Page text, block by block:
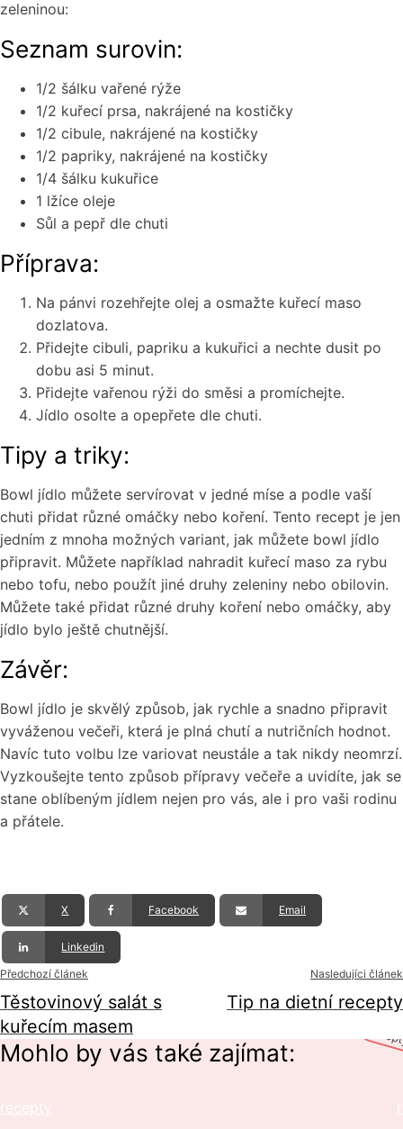
zeleninou:
Seznam surovin:
1/2 šálku vařené rýže
1/2 kuřecí prsa, nakrájené na kostičky
1/2 cibule, nakrájené na kostičky
1/2 papriky, nakrájené na kostičky
1/4 šálku kukuřice
1 lžíce oleje
Sůl a pepř dle chuti
Příprava:
Na pánvi rozehřejte olej a osmažte kuřecí maso
dozlatova.
Přidejte cibuli, papriku a kukuřici a nechte dusit po
dobu asi 5 minut.
Přidejte vařenou rýži do směsi a promíchejte.
Jídlo osolte a opepřete dle chuti.
Tipy a triky:
Bowl jídlo můžete servírovat v jedné míse a podle vaší
chuti přidat různé omáčky nebo koření. Tento recept je jen
jedním z mnoha možných variant, jak můžete bowl jídlo
připravit. Můžete například nahradit kuřecí maso za rybu
nebo tofu, nebo použít jiné druhy zeleniny nebo obilovin.
Můžete také přidat různé druhy koření nebo omáčky, aby
jídlo bylo ještě chutnější.
Závěr:
Bowl jídlo je skvělý způsob, jak rychle a snadno připravit
vyváženou večeři, která je plná chutí a nutričních hodnot.
Navíc tuto volbu lze variovat neustále a tak nikdy neomrzí.
Vyzkoušejte tento způsob přípravy večeře a uvidíte, jak se
stane oblíbeným jídlem nejen pro vás, ale i pro vaši rodinu
a přátele.
X Facebook Email
Linkedin
Předchozí článek
Těstovinový salát s
kuřecím masem
Nasledujíci článek
Tip na dietní recepty
Mohlo by vás také zajímat: